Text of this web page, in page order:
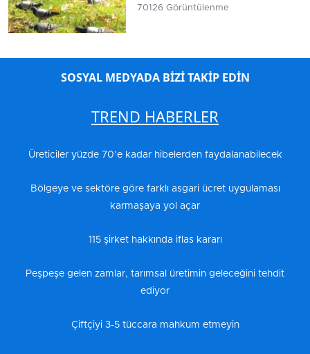
70126 Görüntülenme
SOSYAL MEDYADA BİZİ TAKİP EDİN
TREND HABERLER
Üreticiler yüzde 70’e kadar hibelerden faydalanabilecek
Bölgeye ve sektöre göre farklı asgari ücret uygulaması
karmaşaya yol açar
115 şirket hakkında iflas kararı
Peşpeşe gelen zamlar, tarımsal üretimin geleceğini tehdit
ediyor
Çiftçiyi 3-5 tüccara mahkum etmeyin